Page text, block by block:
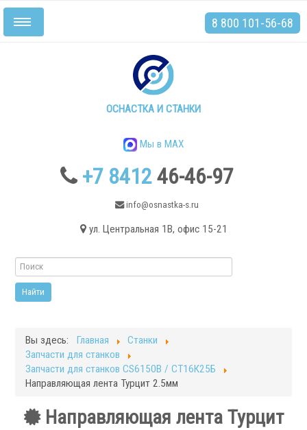
ОСНАСТКА И СТАНКИ
Мы в MAX
+7 841246-46-97
info@osnastka-s.ru
ул. Центральная 1В, офис 15-21
Включить/
выключить
8 800 101-56-68
Токарные станки
Токарные станки с ЧПУ
Плоскошлифовальные станки
Запчасти для станков
Вы здесь: Главная
Станки
Запчасти для станков
Запчасти для станков CS6150B / СТ16К25Б
Направляющая лента Турцит 2.5мм
Направляющая лента Турцит